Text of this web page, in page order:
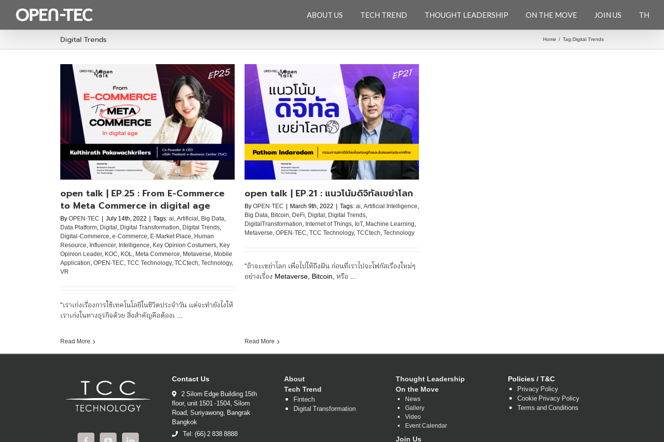
ABOUT US TECH TREND THOUGHT LEADERSHIP ON THE MOVE JOIN US TH
Digital Trends Home / Tag:Digital Trends
open talk | EP.25 : From E-Commerce
to Meta Commerce in digital age
ByOPEN-TEC | July 14th, 2022 | Tags:ai,Artificial, Big Data,
Data Platform, Digital, Digital Transformation, Digital Trends,
Digital-Commerce,e-Commerce, E-Market Place, Human
Resource, Influencer, Intelligence, Key Opinion Costumers, Key
Opinion Leader, KOC, KOL, Meta Commerce, Metaverse, Mobile
Application,OPEN-TEC,TCC Technology,TCCtech,Technology,
VR
“เราเก่งเรื่องการใช้เทคโนโลยีในชีวิตประจำวัน แต่จะทำยังไงให้
เราเก่งในทางธุรกิจด้วย สิ่งสำคัญคือต้องเ ...
Read More
open talk | EP.21 : แนวโน้มดิจิทัลเขย่าโลก
Thought Leadership
open talk | EP.21 : แนวโน้มดิจิทัลเขย่าโลก
ByOPEN-TEC | March 9th, 2022 | Tags:ai,Artificial Intelligence,
Big Data, Bitcoin, DeFi, Digital, Digital Trends,
DigitalTransformation, Internet of Things, IoT, Machine Learning,
Metaverse,OPEN-TEC,TCC Technology,TCCtech,Technology
“ถ้าจะเขย่าโลก เพื่อไปให้ถึงฝัน ก่อนที่เราไปจะโฟกัสเรื่องใหม่ๆ
อย่างเรื่อง Metaverse, Bitcoin, หรือ ...
Read More
Contact Us
2 Silom Edge Building 15th
floor, unit 1501 -1504, Silom
Road, Suriyawong, Bangrak
Bangkok
Tel: (66) 2 838 8888
About
Tech Trend
Fintech
Digital Transformation
Thought Leadership
On the Move
News
Gallery
Video
Event Calendar
Join Us
Policies / T&C
Privacy Policy
Cookie Privacy Policy
Terms and Conditions